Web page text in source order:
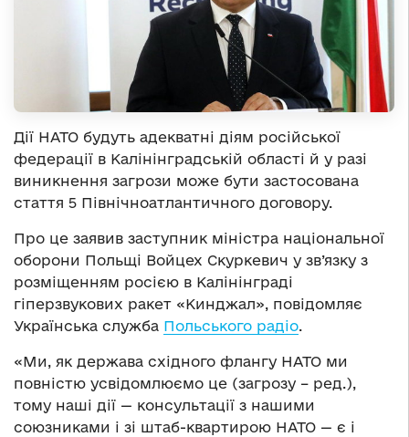
Дії НАТО будуть адекватні діям російської
федерації в Калінінградській області й у разі
виникнення загрози може бути застосована
стаття 5 Північноатлантичного договору.
Про це заявив заступник міністра національної
оборони Польщі Войцех Скуркевич у зв’язку з
розміщенням росією в Калінінграді
гіперзвукових ракет «Кинджал», повідомляє
Українська служба Польського радіо
«Ми, як держава східного флангу НАТО ми
повністю усвідомлюємо це (загрозу – ред.),
тому наші дії — консультації з нашими
союзниками і зі штаб-квартирою НАТО — є і